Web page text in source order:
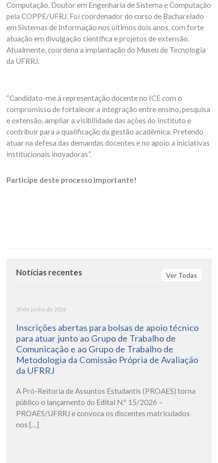
Computação. Doutor em Engenharia de Sistema e Computação
pela COPPE/UFRJ. Foi coordenador do curso de Bacharelado
em Sistemas de Informação nos últimos dois anos, com forte
atuação em divulgação científica e projetos de extensão.
Atualmente, coordena a implantação do Museu de Tecnologia
da UFRRJ.
“Candidato-me à representação docente no ICE com o
compromisso de fortalecer a integração entre ensino, pesquisa
e extensão, ampliar a visibilidade das ações do Instituto e
contribuir para a qualificação da gestão acadêmica. Pretendo
atuar na defesa das demandas docentes e no apoio a iniciativas
institucionais inovadoras”.
Participe deste processo importante!
Ver Todas
Notícias recentes
30 de junho de 2026
Inscrições abertas para bolsas de apoio técnico
para atuar junto ao Grupo de Trabalho de
Comunicação e ao Grupo de Trabalho de
Metodologia da Comissão Própria de Avaliação
da UFRRJ
A Pró-Reitoria de Assuntos Estudantis (PROAES) torna
público o lançamento do Edital N.º 15/2026 –
PROAES/UFRRJ e convoca os discentes matriculados
nos […]